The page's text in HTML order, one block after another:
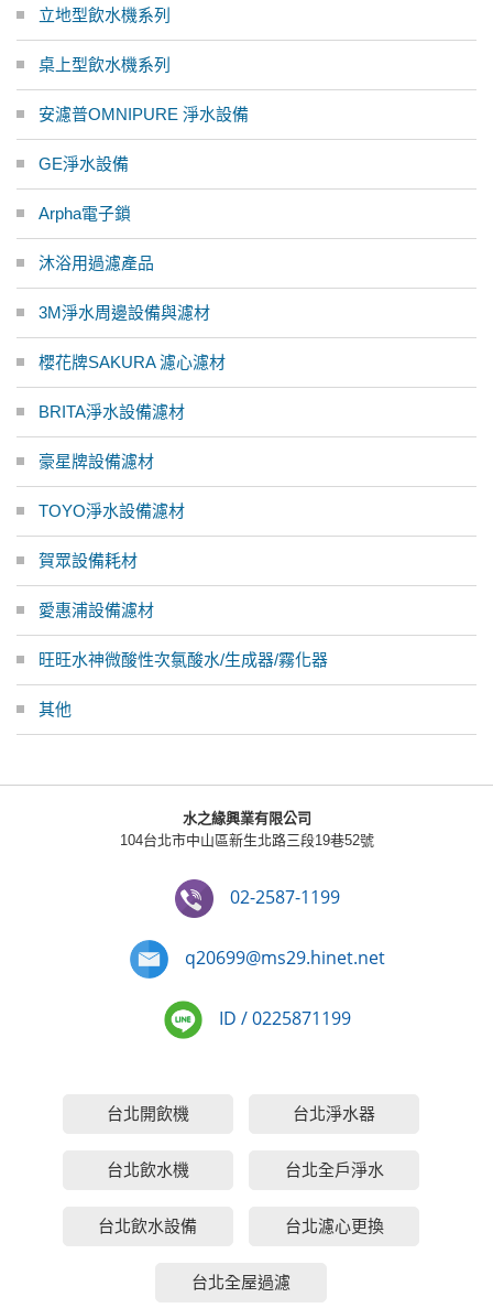
立地型飲水機系列
桌上型飲水機系列
安濾普OMNIPURE 淨水設備
GE淨水設備
Arpha電子鎖
沐浴用過濾產品
3M淨水周邊設備與濾材
櫻花牌SAKURA 濾心濾材
BRITA淨水設備濾材
豪星牌設備濾材
TOYO淨水設備濾材
賀眾設備耗材
愛惠浦設備濾材
旺旺水神微酸性次氯酸水/生成器/霧化器
其他
水之緣興業有限公司
104台北市中山區新生北路三段19巷52號
02-2587-1199
q20699@ms29.hinet.net
ID / 0225871199
台北開飲機 台北淨水器
台北飲水機 台北全戶淨水
台北飲水設備 台北濾心更換
台北全屋過濾